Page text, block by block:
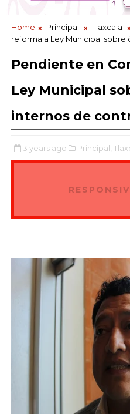
Home Principal Tlaxcala
reforma a Ley Municipal
Pendiente en
Ley Municipal
internos de
3 years ago Principal,